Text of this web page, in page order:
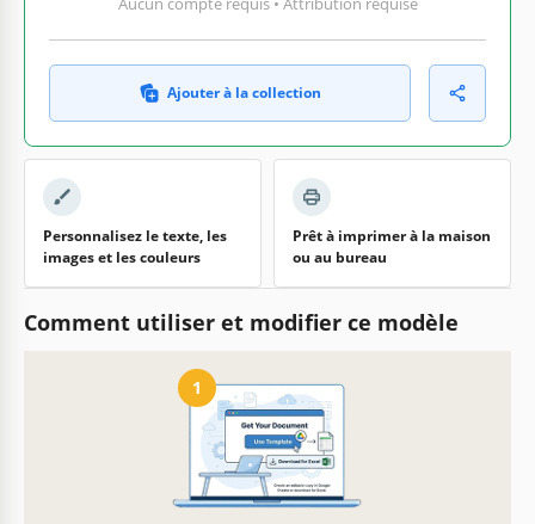
Ajouter à la collection
Personnalisez le texte, les
images et les couleurs
Prêt à imprimer à la maison
ou au bureau
Comment utiliser et modifier ce modèle
1